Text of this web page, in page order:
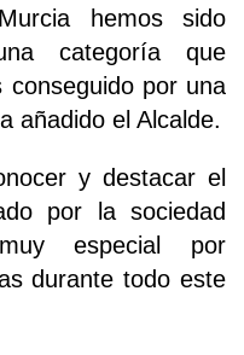
hemos sido
categoría que
conseguido por una
añadido el Alcalde.
y destacar el
por la sociedad
especial por
durante todo este